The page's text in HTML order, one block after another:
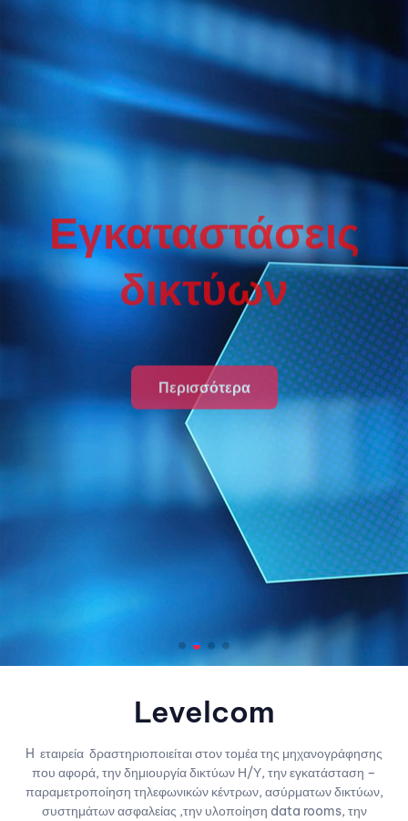
Levelcom
H εταιρεία δραστηριοποιείται στον τομέα της μηχανογράφησης
που αφορά, την δημιουργία δικτύων Η/Υ, την εγκατάσταση –
παραμετροποίηση τηλεφωνικών κέντρων, ασύρματων δικτύων,
συστημάτων ασφαλείας ,την υλοποίηση data rooms, την